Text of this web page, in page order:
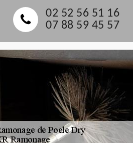
02 52 56 51 16
07 88 59 45 57